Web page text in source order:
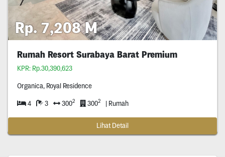
Rp. 7,208 M
Rumah Resort Surabaya Barat Premium
KPR: Rp.30,390,623
Organica, Royal Residence
4 3 3002 3002 | Rumah
Lihat Detail